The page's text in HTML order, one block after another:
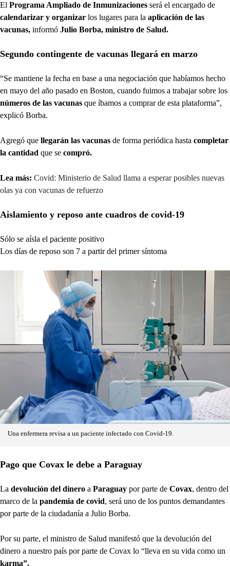
El Programa Ampliado de Inmunizaciones será el encargado de
calendarizar y organizar los lugares para la aplicación de las
vacunas, informó Julio Borba, ministro de Salud.
Segundo contingente de vacunas llegará en marzo
“Se mantiene la fecha en base a una negociación que habíamos hecho
en mayo del año pasado en Boston, cuando fuimos a trabajar sobre los
números de las vacunas que íbamos a comprar de esta plataforma”,
explicó Borba.
Agregó que llegarán las vacunas de forma periódica hasta completar
la cantidad que se compró.
Lea más: Covid: Ministerio de Salud llama a esperar posibles nuevas
olas ya con vacunas de refuerzo
Aislamiento y reposo ante cuadros de covid-19
Sólo se aísla el paciente positivo
Los días de reposo son 7 a partir del primer síntoma
Una enfermera revisa a un paciente infectado con Covid-19.
Pago que Covax le debe a Paraguay
La devolución del dinero a Paraguay por parte de Covax, dentro del
marco de la pandemia de covid, será uno de los puntos demandantes
por parte de la ciudadanía a Julio Borba.
Por su parte, el ministro de Salud manifestó que la devolución del
dinero a nuestro país por parte de Covax lo “lleva en su vida como un
karma”.